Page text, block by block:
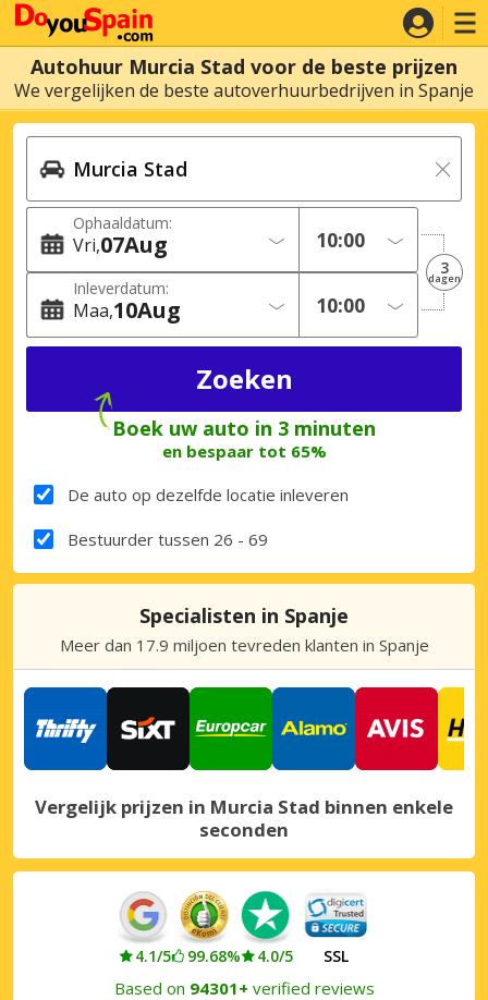
Autohuur Murcia Stad voor de beste prijzen
We vergelijken de beste autoverhuurbedrijven in Spanje
Ophaaldatum:
Vri 07Aug
Inleverdatum:
Maa 10Aug
3
dagen
Boek uw auto in 3 minuten
en bespaar tot 65%
De auto op dezelfde locatie inleveren
Bestuurder tussen 26 - 69
Specialisten in Spanje
Meer dan 17.9 miljoen tevreden klanten in Spanje
Vergelijk prijzen in Murcia Stad binnen enkele
seconden
4.1/5 99.68% 4.0/5 SSL
Based on 94301+ verified reviews